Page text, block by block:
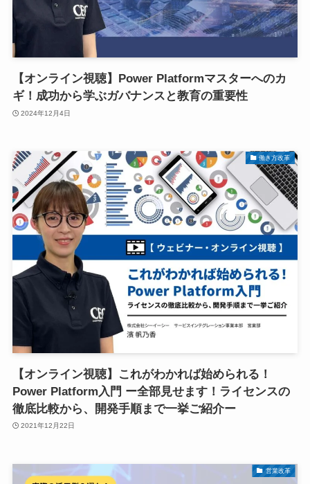
【オンライン視聴】Power Platformマスターへのカ
ギ！成功から学ぶガバナンスと教育の重要性
2024年12月4日
働き方改革
【オンライン視聴】これがわかれば始められる！
Power Platform入門 ー全部見せます！ライセンスの
徹底比較から、開発手順まで一挙ご紹介ー
2021年12月22日
営業改革